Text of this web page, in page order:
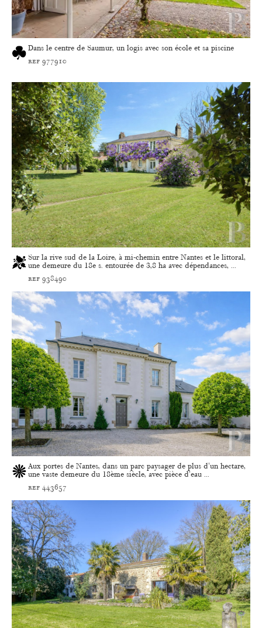
Dans le centre de Saumur, un logis avec son école et sa piscine
ref 977910
Sur la rive sud de la Loire, à mi-chemin entre Nantes et le littoral,
une demeure du 18e s. entourée de 3,8 ha avec dépendances, ...
ref 938490
Aux portes de Nantes, dans un parc paysager de plus d'un hectare,
une vaste demeure du 18ème siècle, avec pièce d'eau ...
ref 443657